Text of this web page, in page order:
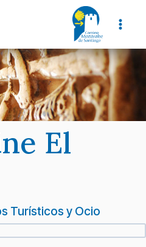
El
Turísticos y Ocio